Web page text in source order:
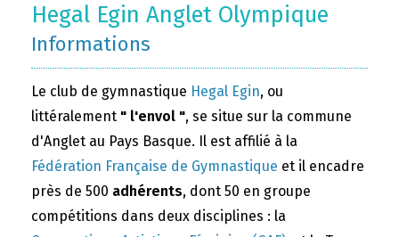
Hegal Egin Anglet Olympique
Informations
Le club de gymnastique Hegal Egin, ou
littéralement " l'envol ", se situe sur la commune
d'Anglet au Pays Basque. Il est affilié à la
Fédération Française de Gymnastique et il encadre
près de 500 adhérents, dont 50 en groupe
compétitions dans deux disciplines : la